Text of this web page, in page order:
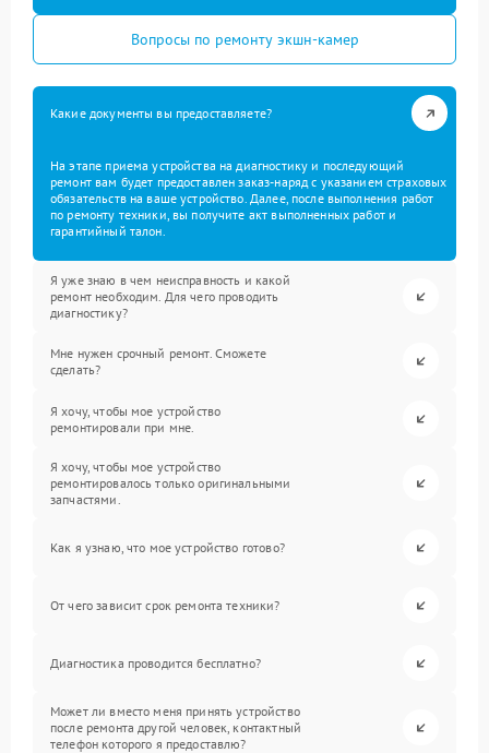
Вопросы по ремонту экшн-камер
Какие документы вы предоставляете?
На этапе приема устройства на диагностику и последующий
ремонт вам будет предоставлен заказ-наряд с указанием страховых
обязательств на ваше устройство. Далее, после выполнения работ
по ремонту техники, вы получите акт выполненных работ и
гарантийный талон.
Я уже знаю в чем неисправность и какой
ремонт необходим. Для чего проводить
диагностику?
Мне нужен срочный ремонт. Сможете
сделать?
Я хочу, чтобы мое устройство
ремонтировали при мне.
Я хочу, чтобы мое устройство
ремонтировалось только оригинальными
запчастями.
Как я узнаю, что мое устройство готово?
От чего зависит срок ремонта техники?
Диагностика проводится бесплатно?
Может ли вместо меня принять устройство
после ремонта другой человек, контактный
телефон которого я предоставлю?